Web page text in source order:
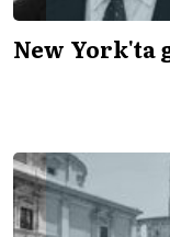
New York'ta